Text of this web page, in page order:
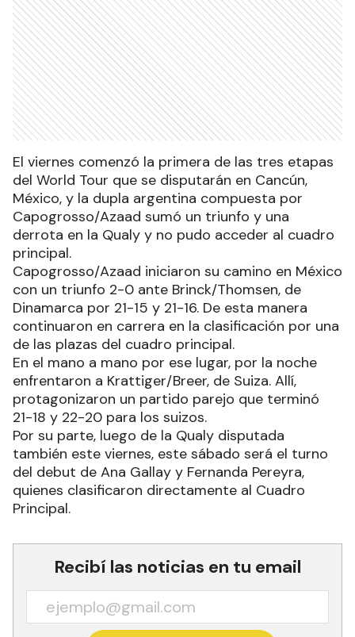
El viernes comenzó la primera de las tres etapas
del World Tour que se disputarán en Cancún,
México, y la dupla argentina compuesta por
Capogrosso/Azaad sumó un triunfo y una
derrota en la Qualy y no pudo acceder al cuadro
principal.
Capogrosso/Azaad iniciaron su camino en México
con un triunfo 2-0 ante Brinck/Thomsen, de
Dinamarca por 21-15 y 21-16. De esta manera
continuaron en carrera en la clasificación por una
de las plazas del cuadro principal.
En el mano a mano por ese lugar, por la noche
enfrentaron a Krattiger/Breer, de Suiza. Allí,
protagonizaron un partido parejo que terminó
21-18 y 22-20 para los suizos.
Por su parte, luego de la Qualy disputada
también este viernes, este sábado será el turno
del debut de Ana Gallay y Fernanda Pereyra,
quienes clasificaron directamente al Cuadro
Principal.
Recibí las noticias en tu email